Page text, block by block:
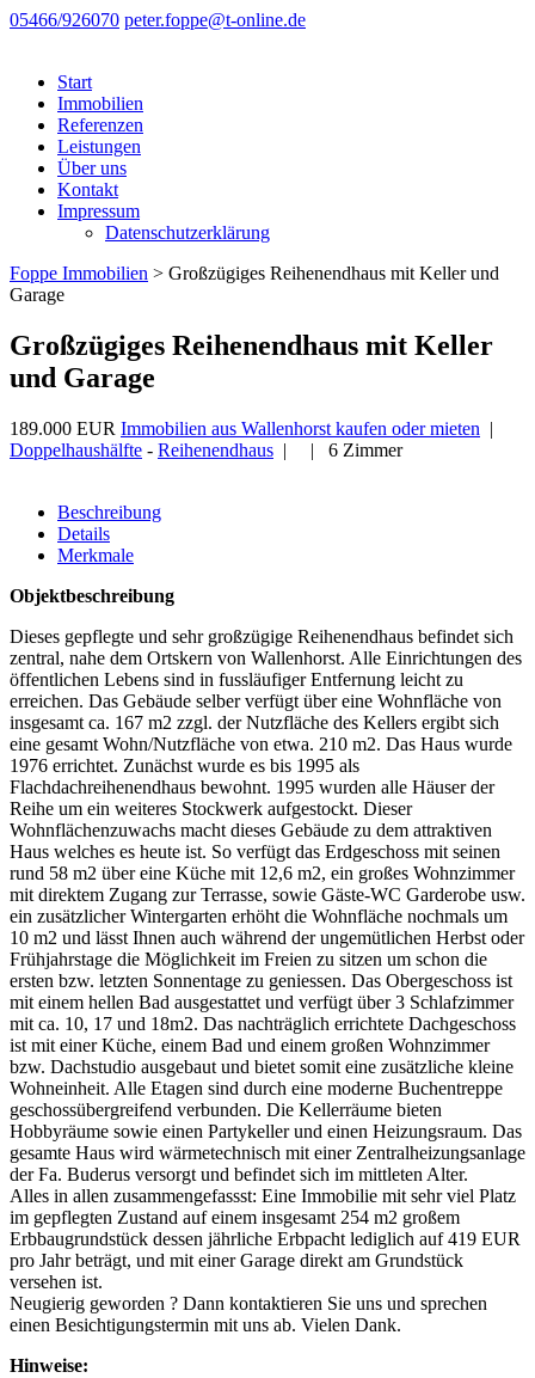
05466/926070 peter.foppe@t-online.de
Start
Immobilien
Referenzen
Leistungen
Über uns
Kontakt
Impressum
Datenschutzerklärung
Foppe Immobilien > Großzügiges Reihenendhaus mit Keller und
Garage
Großzügiges Reihenendhaus mit Keller
und Garage
189.000 EUR Immobilien aus Wallenhorst kaufen oder mieten |
Doppelhaushälfte - Reihenendhaus | | 6 Zimmer
Beschreibung
Details
Merkmale
Objektbeschreibung
Dieses gepflegte und sehr großzügige Reihenendhaus befindet sich
zentral, nahe dem Ortskern von Wallenhorst. Alle Einrichtungen des
öffentlichen Lebens sind in fussläufiger Entfernung leicht zu
erreichen. Das Gebäude selber verfügt über eine Wohnfläche von
insgesamt ca. 167 m2 zzgl. der Nutzfläche des Kellers ergibt sich
eine gesamt Wohn/Nutzfläche von etwa. 210 m2. Das Haus wurde
1976 errichtet. Zunächst wurde es bis 1995 als
Flachdachreihenendhaus bewohnt. 1995 wurden alle Häuser der
Reihe um ein weiteres Stockwerk aufgestockt. Dieser
Wohnflächenzuwachs macht dieses Gebäude zu dem attraktiven
Haus welches es heute ist. So verfügt das Erdgeschoss mit seinen
rund 58 m2 über eine Küche mit 12,6 m2, ein großes Wohnzimmer
mit direktem Zugang zur Terrasse, sowie Gäste-WC Garderobe usw.
ein zusätzlicher Wintergarten erhöht die Wohnfläche nochmals um
10 m2 und lässt Ihnen auch während der ungemütlichen Herbst oder
Frühjahrstage die Möglichkeit im Freien zu sitzen um schon die
ersten bzw. letzten Sonnentage zu geniessen. Das Obergeschoss ist
mit einem hellen Bad ausgestattet und verfügt über 3 Schlafzimmer
mit ca. 10, 17 und 18m2. Das nachträglich errichtete Dachgeschoss
ist mit einer Küche, einem Bad und einem großen Wohnzimmer
bzw. Dachstudio ausgebaut und bietet somit eine zusätzliche kleine
Wohneinheit. Alle Etagen sind durch eine moderne Buchentreppe
geschossübergreifend verbunden. Die Kellerräume bieten
Hobbyräume sowie einen Partykeller und einen Heizungsraum. Das
gesamte Haus wird wärmetechnisch mit einer Zentralheizungsanlage
der Fa. Buderus versorgt und befindet sich im mittleten Alter.
Alles in allen zusammengefassst: Eine Immobilie mit sehr viel Platz
im gepflegten Zustand auf einem insgesamt 254 m2 großem
Erbbaugrundstück dessen jährliche Erbpacht lediglich auf 419 EUR
pro Jahr beträgt, und mit einer Garage direkt am Grundstück
versehen ist.
Neugierig geworden ? Dann kontaktieren Sie uns und sprechen
einen Besichtigungstermin mit uns ab. Vielen Dank.
Hinweise: